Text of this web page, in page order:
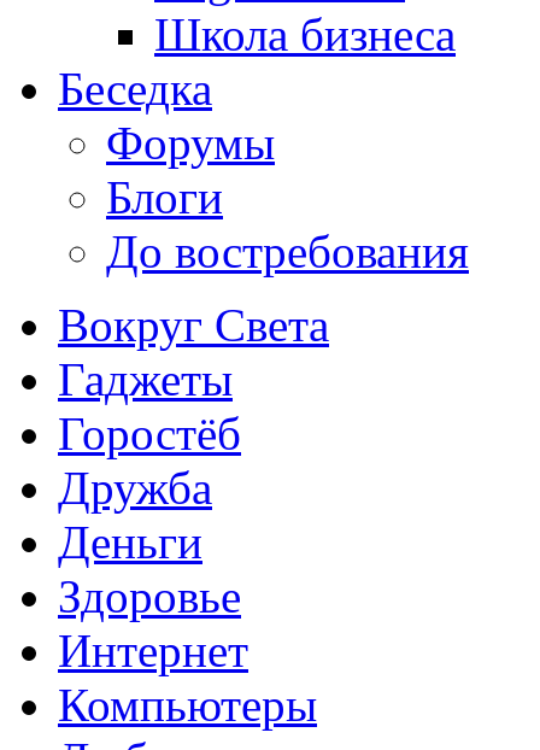
Школа бизнеса
Беседка
Форумы
Блоги
До востребования
Вокруг Света
Гаджеты
Горостёб
Дружба
Деньги
Здоровье
Интернет
Компьютеры